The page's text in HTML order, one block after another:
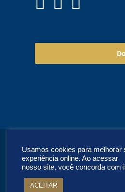
Usamos cookies para melhorar
experiência online. Ao acessar
nosso site, você concorda com
ACEITAR